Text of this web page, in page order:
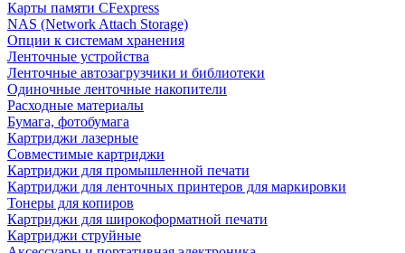
Карты памяти CFexpress
NAS (Network Attach Storage)
Опции к системам хранения
Ленточные устройства
Ленточные автозагрузчики и библиотеки
Одиночные ленточные накопители
Расходные материалы
Бумага, фотобумага
Картриджи лазерные
Совместимые картриджи
Картриджи для промышленной печати
Картриджи для ленточных принтеров для маркировки
Тонеры для копиров
Картриджи для широкоформатной печати
Картриджи струйные